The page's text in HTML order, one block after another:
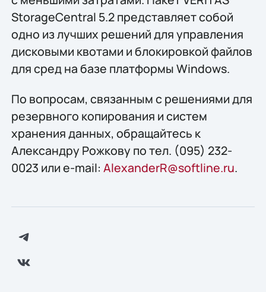
StorageCentral 5.2 представляет собой
одно из лучших решений для управления
дисковыми квотами и блокировкой файлов
для сред на базе платформы Windows.
По вопросам, связанным с решениями для
резервного копирования и систем
хранения данных, обращайтесь к
Александру Рожкову по тел. (095) 232-
0023 или e-mail: AlexanderR@softline.ru.